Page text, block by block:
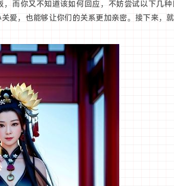
，而你又不知道该如何回应，不妨尝试以下几
爱，也能够让你们的关系更加亲密。接下来，